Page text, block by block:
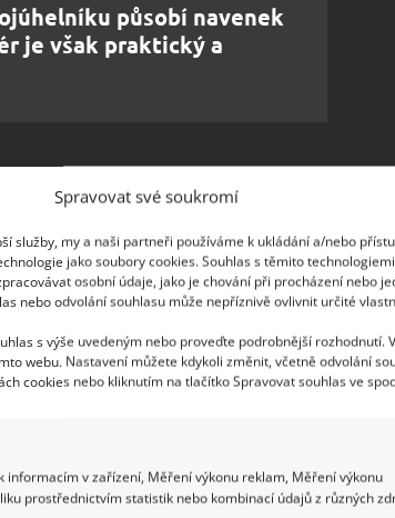
Spravovat své soukromí
služby, my a naši partneři používáme k ukládání a/nebo
jako soubory cookies. Souhlas s těmito
osobní údaje, jako je chování při procházení nebo
nebo odvolání souhlasu může nepříznivě ovlivnit určité
s výše uvedeným nebo proveďte podrobnější rozhodnutí.
webu. Nastavení můžete kdykoli změnit, včetně odvolání
cookies nebo kliknutím na tlačítko Spravovat souhlas ve
informacím v zařízení, Měření výkonu reklam, Měření výkonu
prostřednictvím statistik nebo kombinací údajů z různých
působí navenek
je však praktický a
i v interiéru domku velkém
obytné zóny, kterou tvoříjednotný
výhřevným krbem a
tanky s vodou. Posuvnými dveřmi
syna. Jori si v něm vyhrála
na hraní.
zařízené kuchyně, zabírá koupelna
sociální zázemí. Ložnici tvoří
Jori všechnymístnosti
dodávají místu na vzdušnosti a